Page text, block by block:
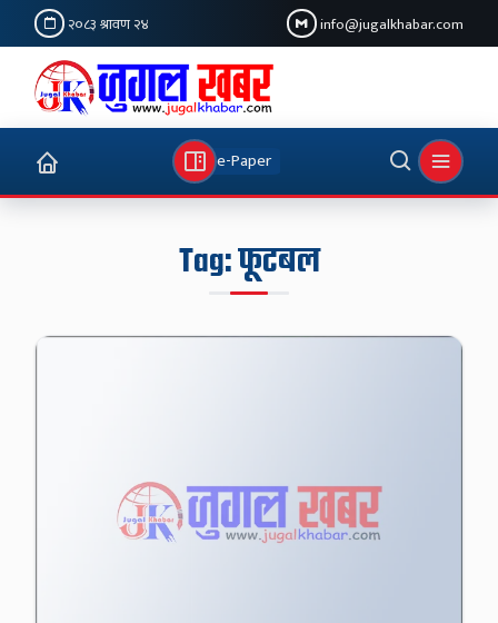
२०८३ श्रावण २४ info@jugalkhabar.com
e-Paper
Tag:फूटबल